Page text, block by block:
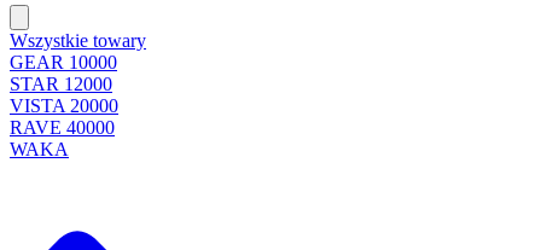
Wszystkie towary
GEAR 10000
STAR 12000
VISTA 20000
RAVE 40000
WAKA